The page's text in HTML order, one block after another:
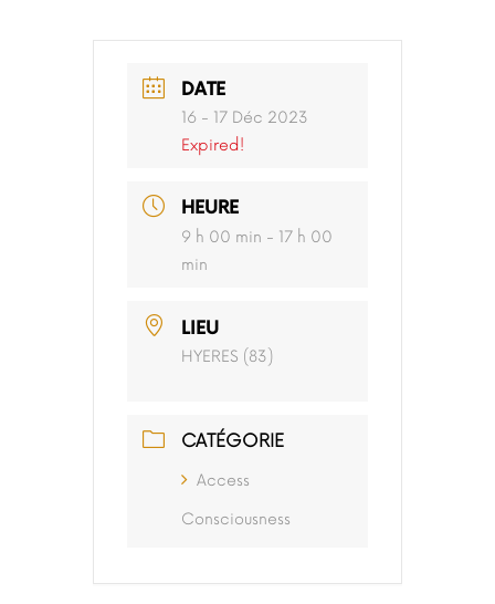
DATE
16 - 17 Déc 2023
Expired!
HEURE
9 h 00 min - 17 h 00
min
LIEU
HYERES (83)
CATÉGORIE
Access
Consciousness